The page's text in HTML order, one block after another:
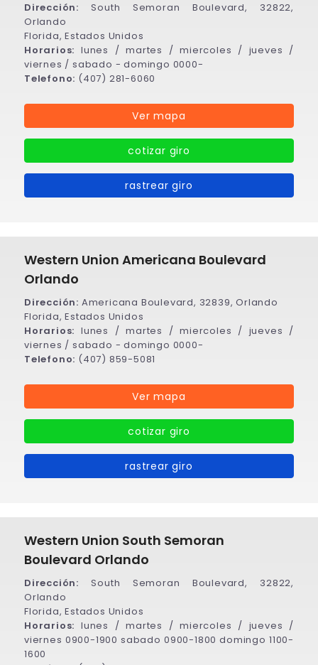
Dirección:South Semoran Boulevard, 32822,
Orlando
Florida, Estados Unidos
Horarios: lunes / martes / miercoles / jueves /
viernes / sabado - domingo 0000-
Telefono: (407) 281-6060
Ver mapa
cotizar giro
rastrear giro
Western Union Americana Boulevard
Orlando
Dirección: Americana Boulevard, 32839, Orlando
Florida, Estados Unidos
Horarios: lunes / martes / miercoles / jueves /
viernes / sabado - domingo 0000-
Telefono: (407) 859-5081
Ver mapa
cotizar giro
rastrear giro
Western Union South Semoran
Boulevard Orlando
Dirección:South Semoran Boulevard, 32822,
Orlando
Florida, Estados Unidos
Horarios: lunes / martes / miercoles / jueves /
viernes 0900-1900 sabado 0900-1800 domingo 1100-
1600